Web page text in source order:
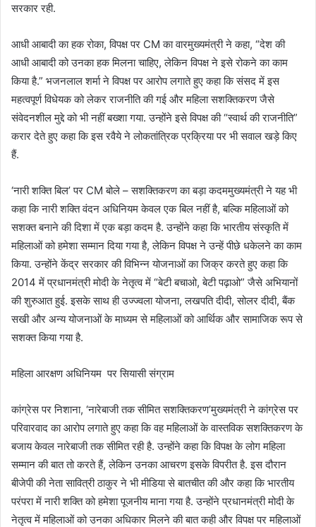
सरकार रही.
आधी आबादी का हक रोका, विपक्ष पर CM का वारमुख्यमंत्री ने कहा, “देश की
आधी आबादी को उनका हक मिलना चाहिए, लेकिन विपक्ष ने इसे रोकने का काम
किया है.” भजनलाल शर्मा ने विपक्ष पर आरोप लगाते हुए कहा कि संसद में इस
महत्वपूर्ण विधेयक को लेकर राजनीति की गई और महिला सशक्तिकरण जैसे
संवेदनशील मुद्दे को भी नहीं बख्शा गया. उन्होंने इसे विपक्ष की “स्वार्थ की राजनीति”
करार देते हुए कहा कि इस रवैये ने लोकतांत्रिक प्रक्रिया पर भी सवाल खड़े किए
हैं.
‘नारी शक्ति बिल’ पर CM बोले – सशक्तिकरण का बड़ा कदममुख्यमंत्री ने यह भी
कहा कि नारी शक्ति वंदन अधिनियम केवल एक बिल नहीं है, बल्कि महिलाओं को
सशक्त बनाने की दिशा में एक बड़ा कदम है. उन्होंने कहा कि भारतीय संस्कृति में
महिलाओं को हमेशा सम्मान दिया गया है, लेकिन विपक्ष ने उन्हें पीछे धकेलने का काम
किया. उन्होंने केंद्र सरकार की विभिन्न योजनाओं का जिक्र करते हुए कहा कि
2014 में प्रधानमंत्री मोदी के नेतृत्व में “बेटी बचाओ, बेटी पढ़ाओ” जैसे अभियानों
की शुरुआत हुई. इसके साथ ही उज्ज्वला योजना, लखपति दीदी, सोलर दीदी, बैंक
सखी और अन्य योजनाओं के माध्यम से महिलाओं को आर्थिक और सामाजिक रूप से
सशक्त किया गया है.
महिला आरक्षण अधिनियम पर सियासी संग्राम
कांग्रेस पर निशाना, ‘नारेबाजी तक सीमित सशक्तिकरण’मुख्यमंत्री ने कांग्रेस पर
परिवारवाद का आरोप लगाते हुए कहा कि वह महिलाओं के वास्तविक सशक्तिकरण के
बजाय केवल नारेबाजी तक सीमित रही है. उन्होंने कहा कि विपक्ष के लोग महिला
सम्मान की बात तो करते हैं, लेकिन उनका आचरण इसके विपरीत है. इस दौरान
बीजेपी की नेता सावित्री ठाकुर ने भी मीडिया से बातचीत की और कहा कि भारतीय
परंपरा में नारी शक्ति को हमेशा पूजनीय माना गया है. उन्होंने प्रधानमंत्री मोदी के
नेतृत्व में महिलाओं को उनका अधिकार मिलने की बात कही और विपक्ष पर महिलाओं